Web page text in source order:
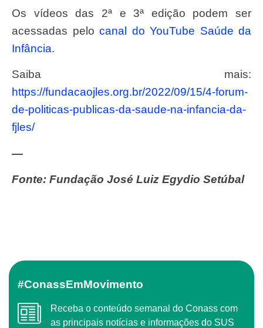
Os vídeos das 2ª e 3ª edição podem ser
acessadas pelo canal do YouTube Saúde da
Infância.
Saiba mais:
https://fundacaojles.org.br/2022/09/15/4-forum-
de-politicas-publicas-da-saude-na-infancia-da-
fjles/
—
Fonte: Fundação José Luiz Egydio Setúbal
#ConassEmMovimento
Receba o conteúdo semanal do Conass com
as principais notícias e informações do SUS